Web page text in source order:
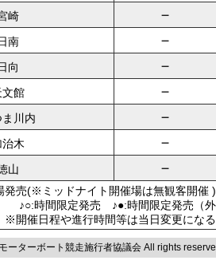
崎 －
南 －
向 －
文館 －
川内 －
治木 －
山 －
発売(※ミッドナイト開催場は無観客
♪○:時間限定発売 ♪●:時間限定発売
※開催日程や進行時間等は当日変更にな
ーターボート競走施行者協議会 All rights